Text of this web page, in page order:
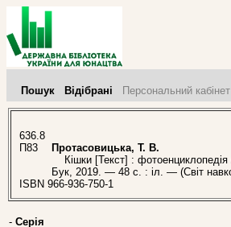
Пошук Відібрані Персональний кабінет
636.8
П83
Протасовицька, Т. В.
Кішки [Текст] :
Бук, 2019. — 48 с. : іл. — (Світ
ISBN 966-936-750-1
- Серія